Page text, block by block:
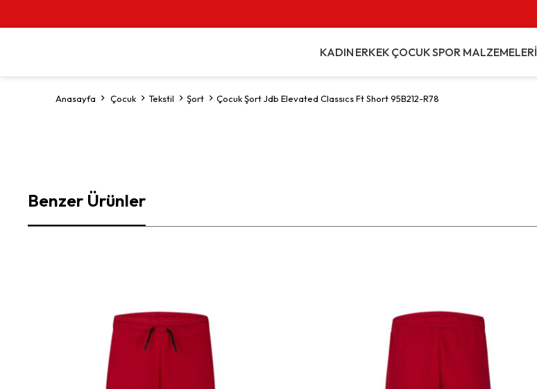
KADIN ERKEK ÇOCUKSPOR MALZEMELERİ
Anasayfa Çocuk Tekstil Şort Çocuk Şort Jdb Elevated Classıcs Ft Short 95B212-R78
Benzer Ürünler